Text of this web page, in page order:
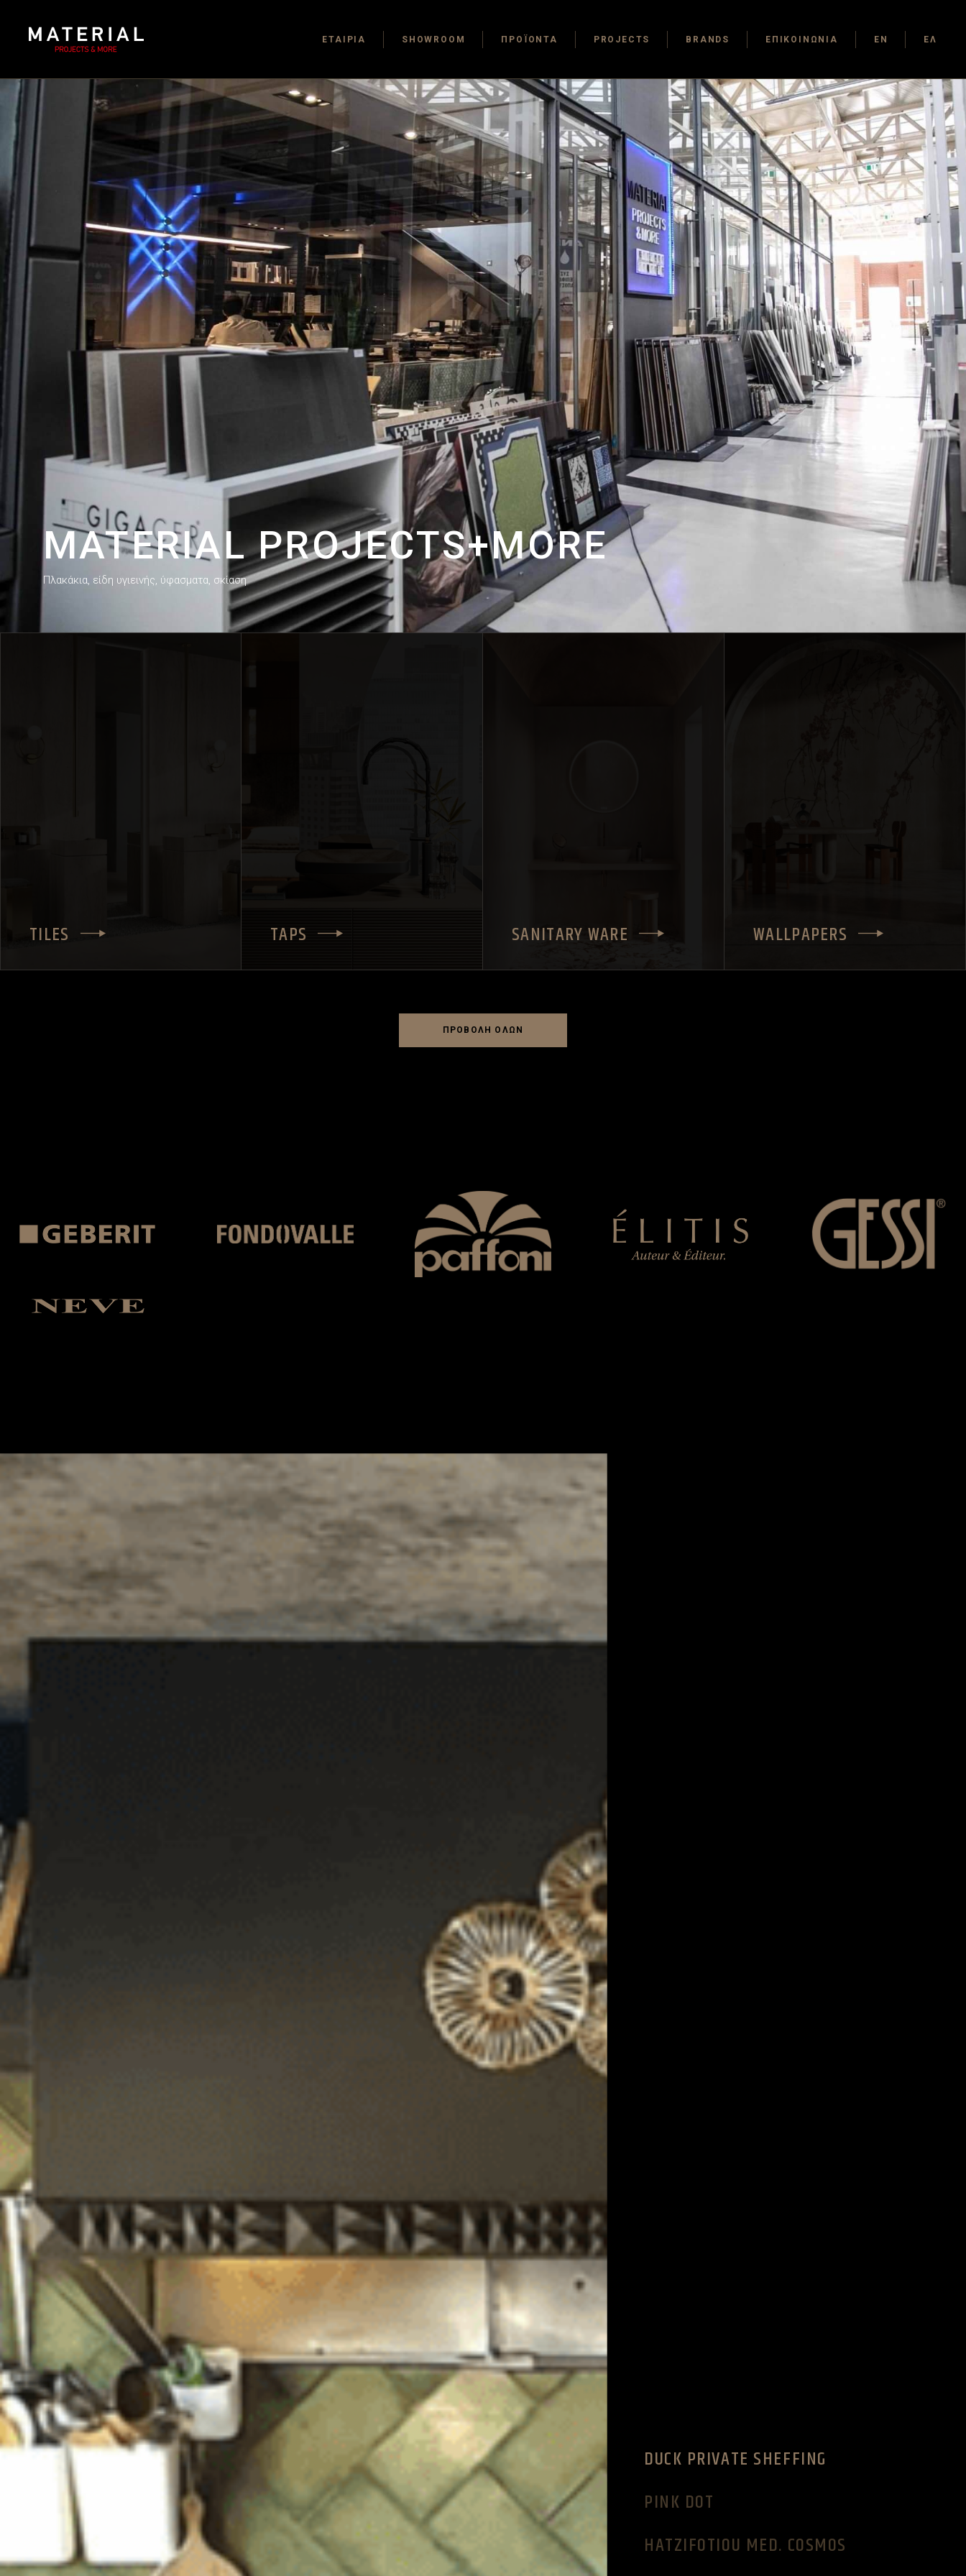
ΕΤΑΙΡΙΑ SHOWROOM ΠΡΟΪΟΝΤΑ PROJECTS BRANDS ΕΠΙΚΟΙΝΩΝΙΑ EN ΕΛ
MATERIAL PROJECTS+MORE
Πλακάκια, είδη υγιεινής, ύφασματα, σκίαση
TILES TAPS SANITARY WARE WALLPAPERS
ΠΡΟΒΟΛΗ ΟΛΩΝ
DUCK PRIVATE SHEFFING
PINK DOT
HATZIFOTIOU MED. COSMOS